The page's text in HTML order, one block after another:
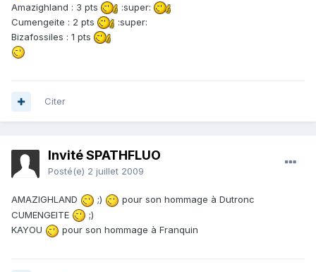
Amazighland : 3 pts
:super:
Cumengeite : 2 pts
:super:
Bizafossiles : 1 pts
Citer
Invité SPATHFLUO
Posté(e) 2 juillet 2009
AMAZIGHLAND ;)
pour son hommage à Dutronc
CUMENGEITE
;)
KAYOU
pour son hommage à Franquin